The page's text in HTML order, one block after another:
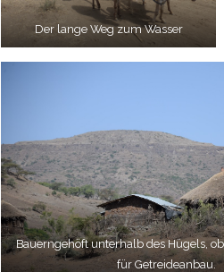
Der lange Weg zum Wasser
Bauerngehöft unterhalb des Hügels,
für Getreideanbau.